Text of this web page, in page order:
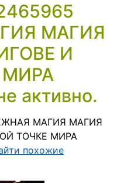
МАГИЯ
И
активно.
МАГИЯ МАГИЯ
ТОЧКЕ МИРА
похожие